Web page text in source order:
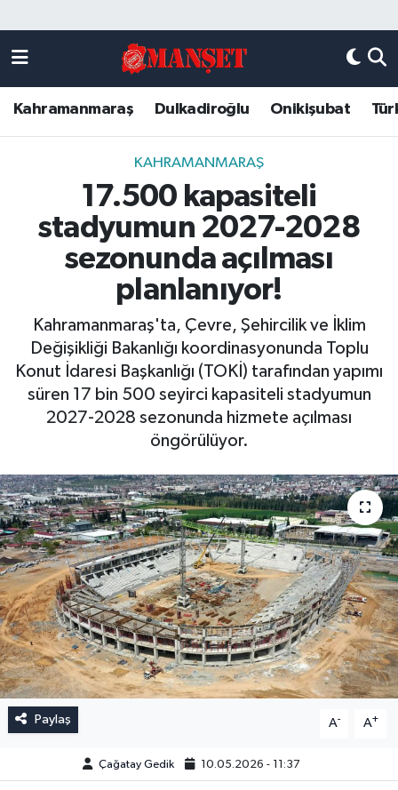
Kahramanmaraş Dulkadiroğlu Onikişubat
KAHRAMANMARAŞ
17.500 kapasiteli
stadyumun 2027-2028
sezonunda açılması
planlanıyor!
Kahramanmaraş'ta, Çevre, Şehircilik ve İklim
Değişikliği Bakanlığı koordinasyonunda Toplu
Konut İdaresi Başkanlığı (TOKİ) tarafından yapımı
süren 17 bin 500 seyirci kapasiteli stadyumun
2027-2028 sezonunda hizmete açılması
öngörülüyor.
Paylaş A- A+
Çağatay Gedik 10.05.2026 - 11:37
DULKADİROĞLU
KAHRAMANMARAŞ
ONİKİŞUBAT
Kahramanmaraş Nöbetçi Eczaneler
Kahramanmaraş Hava Durumu
Kahramanmaraş Trafik Yoğunluk Haritası
Süper Lig Puan Durumu ve Fikstür
Son Dakika Haberleri
Haber Arşivi